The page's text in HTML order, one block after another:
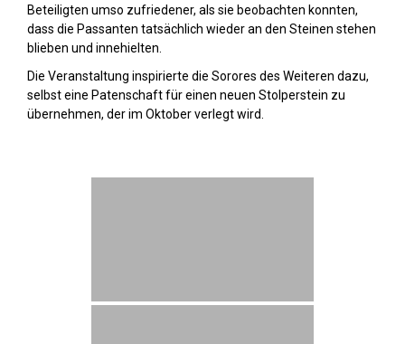
Beteiligten umso zufriedener, als sie beobachten konnten,
dass die Passanten tatsächlich wieder an den Steinen stehen
blieben und innehielten.
Die Veranstaltung inspirierte die Sorores des Weiteren dazu,
selbst eine Patenschaft für einen neuen Stolperstein zu
übernehmen, der im Oktober verlegt wird.